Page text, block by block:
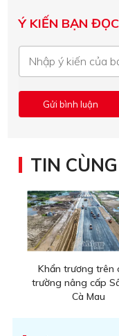
Ý KIẾN BẠN
TIN
Khẩn trương trên
trường nâng cấp
Cà Mau